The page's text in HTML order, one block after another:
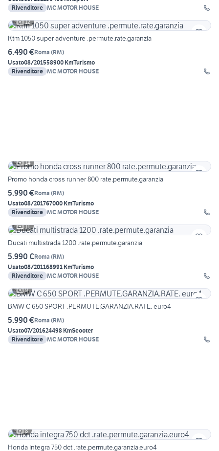
Rivenditore MC MOTOR HOUSE
12
Ktm 1050 super adventure .permute.rate.garanzia
6.490 €Roma (RM)
Usato08/201558900 KmTurismo
Rivenditore MC MOTOR HOUSE
14
Promo honda cross runner 800 rate.permute.garanzia
5.990 €Roma (RM)
Usato08/201767000 KmTurismo
Rivenditore MC MOTOR HOUSE
11
Ducati multistrada 1200 .rate.permute.garanzia
5.990 €Roma (RM)
Usato08/201168991 KmTurismo
Rivenditore MC MOTOR HOUSE
9
BMW C 650 SPORT .PERMUTE.GARANZIA.RATE. euro4
5.990 €Roma (RM)
Usato07/201624498 KmScooter
Rivenditore MC MOTOR HOUSE
8
Honda integra 750 dct .rate.permute.garanzia.euro4